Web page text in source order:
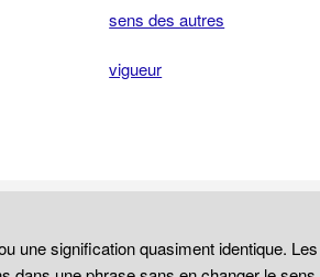
sens des autres
vigueur
une signification quasiment identique. Les